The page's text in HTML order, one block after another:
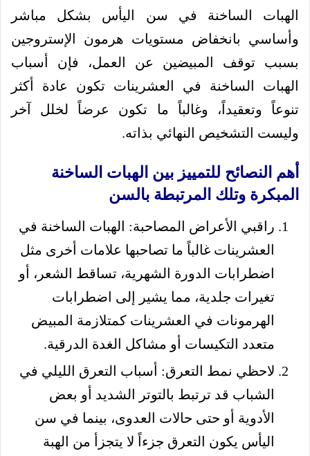
الهبات الساخنة في سن اليأس بشكل مباشر
وأساسي بانخفاض مستويات هرمون الإستروجين
بسبب توقف المبيضين عن العمل، فإن أسباب
الهبات الساخنة في العشرينات تكون عادة أكثر
تنوعاً وتعقيداً، وغالباً ما تكون عرضاً لخلل آخر
وليست التشخيص النهائي بذاته.
أهم النصائح للتمييز بين الهبات الساخنة
المبكرة وتلك المرتبطة بالسن
راقبي الأعراض المصاحبة: الهبات الساخنة في
العشرينات غالباً ما تصاحبها علامات أخرى مثل
اضطرابات الدورة الشهرية، تساقط الشعر، أو
تغيرات جلدية، مما يشير إلى اضطرابات
الهرمونات في العشرينات كمتلازمة المبيض
متعدد التكيسات أو مشاكل الغدة الدرقية.
لاحظي نمط التعرق: أسباب التعرق الليلي في
الشباب قد ترتبط بالتوتر الشديد أو بعض
الأدوية أو حتى حالات العدوى، بينما في سن
اليأس يكون التعرق جزءاً لا يتجزأ من الهبة